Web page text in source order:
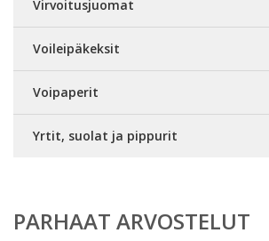
Virvoitusjuomat
Voileipäkeksit
Voipaperit
Yrtit, suolat ja pippurit
PARHAAT ARVOSTELUT